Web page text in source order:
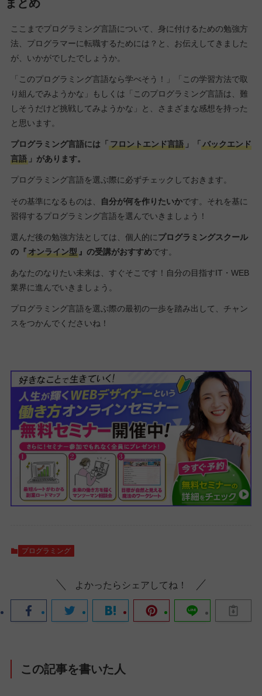
まとめ
ここまでプログラミング言語について、身に付けるための勉強方
法、プログラマーに転職するためには？と、お伝えしてきました
が、いかがでしたでしょうか。
「このプログラミング言語なら学べそう！」「この学習方法で取
り組んでみようかな」もしくは「このプログラミング言語は、難
しそうだけど挑戦してみようかな」と、さまざまな感想を持った
と思います。
プログラミング言語には「 フロントエンド言語」「 バックエンド
言語」があります。
プログラミング言語を選ぶ際に必ずチェックしておきます。
その基準になるものは、 自分が何を作りたいかです。それを基に
習得するプログラミング言語を選んでいきましょう！
選んだ後の勉強方法としては、個人的にプログラミングスクール
の『オンライン型』の受講がおすすめです。
あなたのなりたい未来は、すぐそこです！自分の目指すIT・WEB
業界に進んでいきましょう。
プログラミング言語を選ぶ際の最初の一歩を踏み出して、チャン
スをつかんでくださいね！
プログラミング
よかったらシェアしてね！
この記事を書いた人